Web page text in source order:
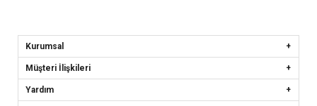
Kurumsal
Müşteri İlişkileri
Yardım